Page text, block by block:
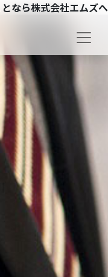
なら株式会社エムズへ